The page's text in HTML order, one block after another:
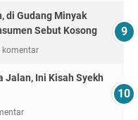
di Gudang Minyak
Sebut Kosong
komentar
Jalan, Ini Kisah Syekh